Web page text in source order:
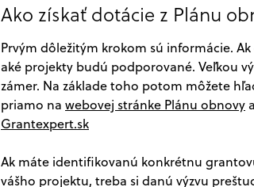
Ako získať dotácie z Plánu
Prvým dôležitým krokom sú informácie.
aké projekty budú podporované. Veľkou
zámer. Na základe toho potom môžete
priamo na webovej stránke Plánu obnovy
Grantexpert.sk
Ak máte identifikovanú konkrétnu
vášho projektu, treba si danú výzvu